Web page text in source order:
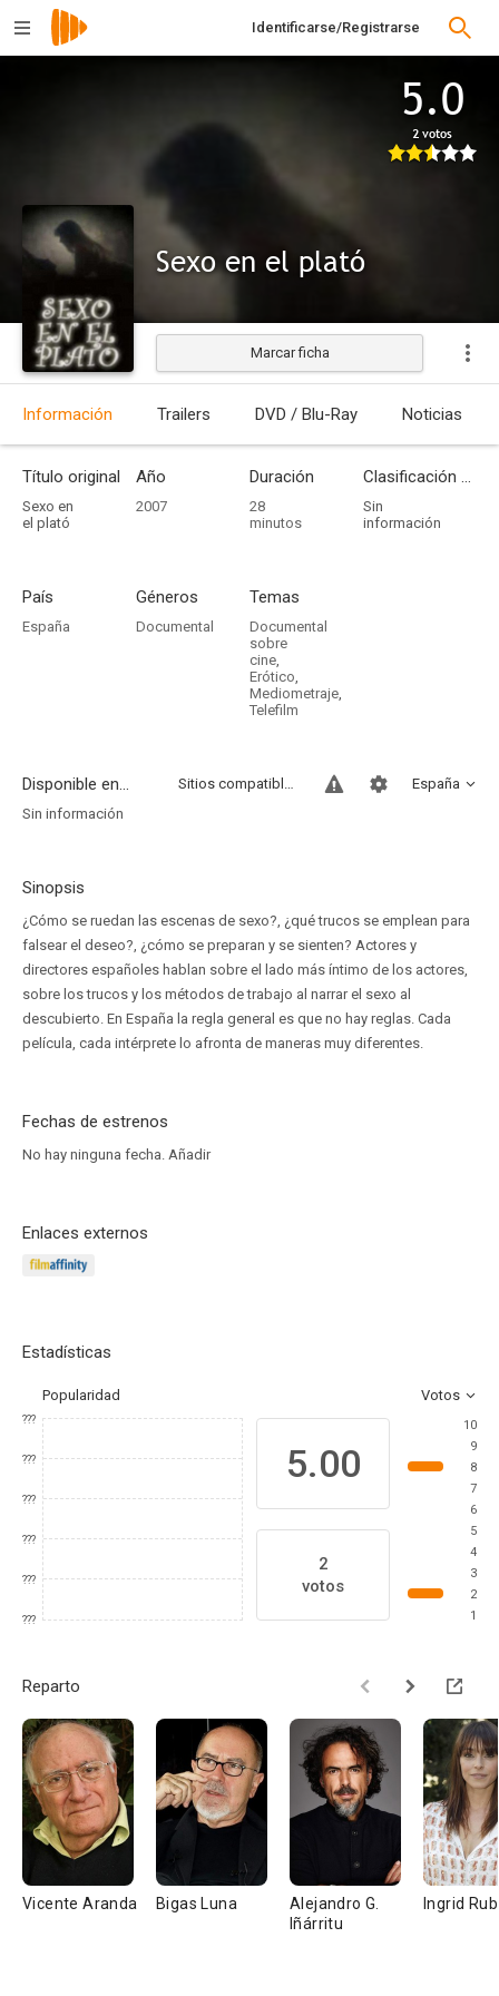
Identificarse/Registrarse
5.0
2 votos
Sexo en el plató
Marcar ficha
Información Trailers DVD / Blu-Ray Noticias
Título original
Sexo en
el plató
Año
2007
Duración
28
minutos
Clasificación por edades
Sin
información
País
España
Géneros
Documental
Temas
Documental
sobre
cine,
Erótico,
Mediometraje,
Telefilm
Disponible en... España
Sitios compatibles
Sin información
Sinopsis
¿Cómo se ruedan las escenas de sexo?, ¿qué trucos se emplean para
falsear el deseo?, ¿cómo se preparan y se sienten? Actores y
directores españoles hablan sobre el lado más íntimo de los actores,
sobre los trucos y los métodos de trabajo al narrar el sexo al
descubierto. En España la regla general es que no hay reglas. Cada
película, cada intérprete lo afronta de maneras muy diferentes.
Fechas de estrenos
No hay ninguna fecha. Añadir
Enlaces externos
Estadísticas
Popularidad Votos
???
???
???
???
???
???
5.00
2
votos
10
9
8
7
6
5
4
3
2
1
Reparto
Vicente Aranda Bigas Luna
Alejandro G.
Iñárritu
Ingrid